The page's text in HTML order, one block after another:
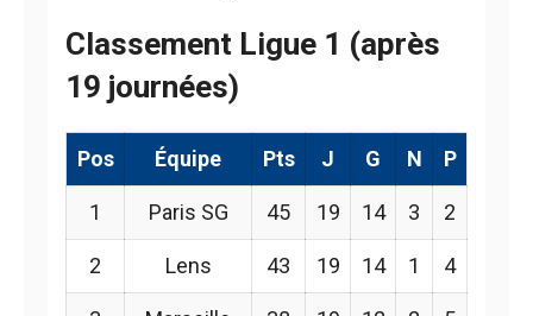
Classement Ligue 1 (après
19 journées)
Pos Équipe Pts J G N P
1 Paris SG 45 19 14 3 2
2 Lens 43 19 14 1 4